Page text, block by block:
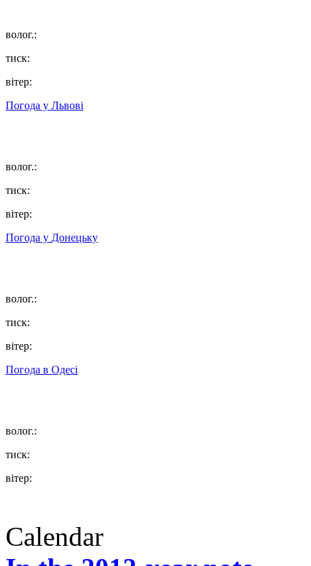
волог.:
тиск:
вітер:
Погода у Львові
волог.:
тиск:
вітер:
Погода у Донецьку
волог.:
тиск:
вітер:
Погода в Одесі
волог.:
тиск:
вітер:
Calendar